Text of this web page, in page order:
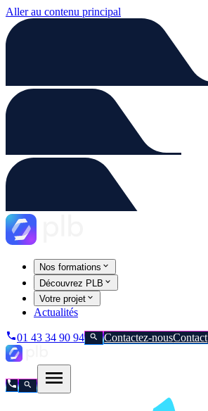
Aller au contenu principal
Nos formations
Découvrez PLB
Votre projet
Actualités
01 43 34 90 94 Contactez-nousContact